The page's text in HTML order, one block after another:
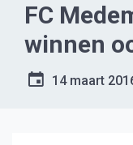
FC
winnen
14 maart